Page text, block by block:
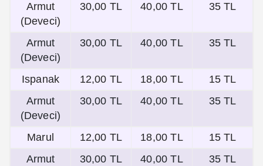
Armut
(Deveci)
30,00 TL 40,00 TL 35 TL
Armut
(Deveci)
30,00 TL 40,00 TL 35 TL
Ispanak 12,00 TL 18,00 TL
15 TL
Armut
(Deveci)
30,00 TL 40,00 TL 35 TL
Marul 12,00 TL 18,00 TL
15 TL
Armut
30,00 TL 40,00 TL 35 TL